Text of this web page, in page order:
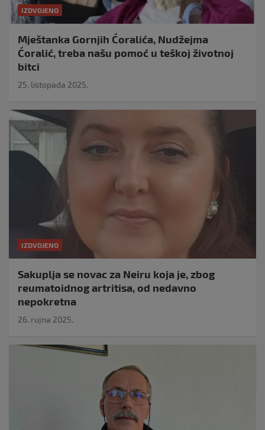
IZDVOJENO
Mještanka Gornjih Ćoralića, Nudžejma
Ćoralić, treba našu pomoć u teškoj životnoj
bitci
25. listopada 2025.
IZDVOJENO
Sakuplja se novac za Neiru koja je, zbog
reumatoidnog artritisa, od nedavno
nepokretna
26. rujna 2025.